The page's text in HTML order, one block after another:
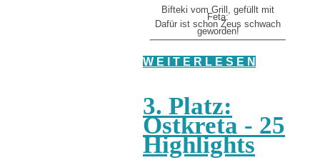
Bifteki vom Grill, gefüllt mit
Feta:
Dafür ist schon Zeus schwach
geworden!
W E I T E R L E S E N
3. Platz:
Ostkreta - 25
Highlights